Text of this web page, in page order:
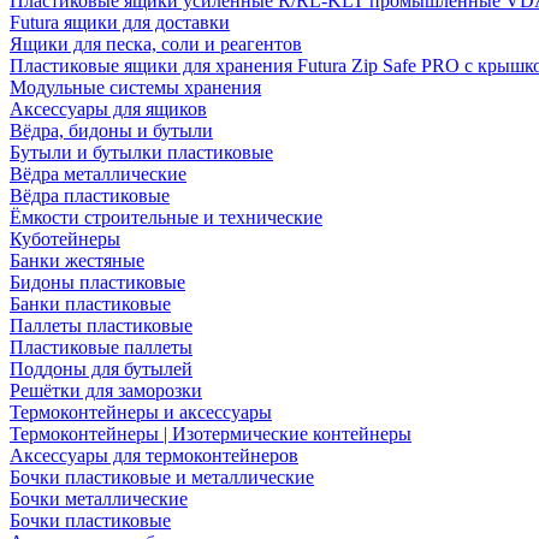
Futura ящики для доставки
Ящики для песка, соли и реагентов
Пластиковые ящики для хранения Futura Zip Safe PRO с
Модульные системы хранения
Аксессуары для ящиков
Вёдра, бидоны и бутыли
Бутыли и бутылки пластиковые
Вёдра металлические
Вёдра пластиковые
Ёмкости строительные и технические
Куботейнеры
Банки жестяные
Бидоны пластиковые
Банки пластиковые
Паллеты пластиковые
Пластиковые паллеты
Поддоны для бутылей
Решётки для заморозки
Термоконтейнеры и аксессуары
Термоконтейнеры | Изотермические контейнеры
Аксессуары для термоконтейнеров
Бочки пластиковые и металлические
Бочки металлические
Бочки пластиковые